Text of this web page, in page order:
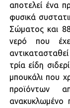
αποτελεί ένα
φυσικά
Σώματος και
νερό που
τρία είδη
μπουκάλι που
προϊόντων
ανακυκλωμένο